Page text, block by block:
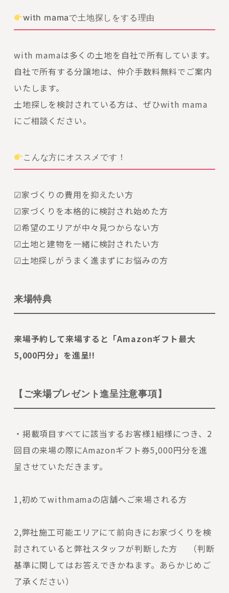
with mamaで土地探しをする理由
with mamaは多くの土地を自社で所有しています。
自社で所有する分譲地は、仲介手数料無料でご案内
いたします。
土地探しを検討されている方は、ぜひwith mama
にご相談ください。
こんな方にオススメです！
☑家づくりの費用を抑えたい方
☑家づくりを本格的に検討され始めた方
☑希望のエリアが中々見つからない方
☑土地と建物を一緒に検討されたい方
☑土地探しがうまく進まずにお悩みの方
来場特典
来場予約して来場すると「Amazonギフト最大
5,000円分」を進呈!!
【ご来場プレゼント進呈注意事項】
・掲載項目すべてに該当するお客様1組様につき、2
回目の来場の際にAmazonギフト券5,000円分を進
呈させていただきます。
1,初めてwithmamaの店舗へご来場される方
2,弊社施工可能エリアにて前向きにお家づくりを検
討されていると弊社スタッフが判断した方 （判断
基準に関してはお答えできかねます。あらかじめご
了承ください）